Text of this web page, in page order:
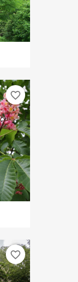
favorite_border
favorite_border